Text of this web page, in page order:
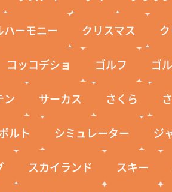
ハーモニー クリスマス
コッコデショ ゴルフ ゴ
ン サーカス さくら
ルト シミュレーター ジ
スカイランド スキー